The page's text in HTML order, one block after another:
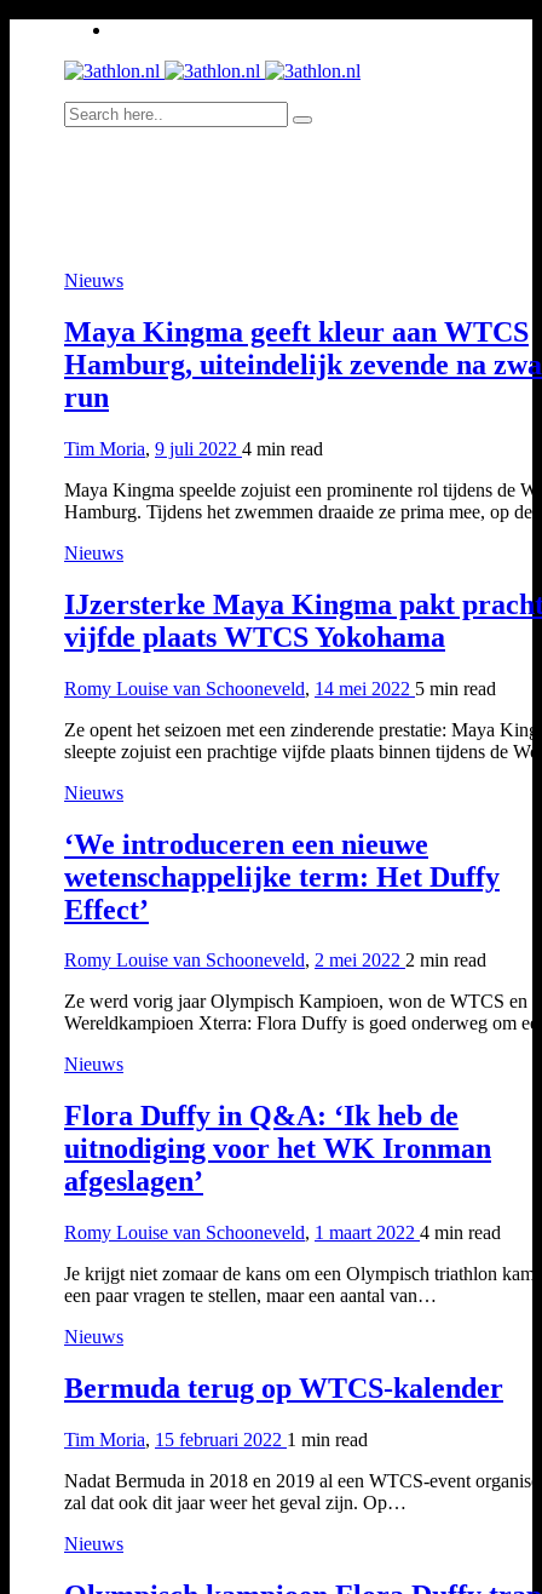
Nieuws
Maya Kingma geeft kleur aan WTCS
Hamburg, uiteindelijk zevende na
run
Tim Moria, 9 juli 2022 4 min read
Maya Kingma speelde zojuist een prominente rol tijdens de
Hamburg. Tijdens het zwemmen draaide ze prima mee, op
Nieuws
IJzersterke Maya Kingma pakt
vijfde plaats WTCS Yokohama
Romy Louise van Schooneveld, 14 mei 2022 5 min read
Ze opent het seizoen met een zinderende prestatie: Maya
sleepte zojuist een prachtige vijfde plaats binnen tijdens de
Nieuws
‘We introduceren een nieuwe
wetenschappelijke term: Het Duffy
Effect’
Romy Louise van Schooneveld, 2 mei 2022 2 min read
Ze werd vorig jaar Olympisch Kampioen, won de WTCS en
Wereldkampioen Xterra: Flora Duffy is goed onderweg om
Nieuws
Flora Duffy in Q&A: ‘Ik heb de
uitnodiging voor het WK Ironman
afgeslagen’
Romy Louise van Schooneveld, 1 maart 2022 4 min read
Je krijgt niet zomaar de kans om een Olympisch triathlon
een paar vragen te stellen, maar een aantal van…
Nieuws
Bermuda terug op WTCS-kalender
Tim Moria, 15 februari 2022 1 min read
Nadat Bermuda in 2018 en 2019 al een WTCS-event
zal dat ook dit jaar weer het geval zijn. Op…
Nieuws